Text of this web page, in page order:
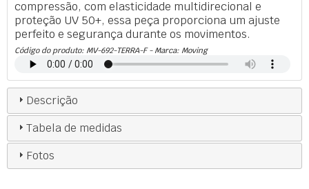
compressão, com elasticidade multidirecional e
proteção UV 50+, essa peça proporciona um ajuste
perfeito e segurança durante os movimentos.
Código do produto: MV-692-TERRA-F- Marca: Moving
Descrição
Tabela de medidas
Fotos